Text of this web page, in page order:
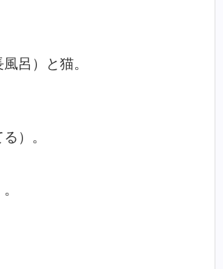
呂）と猫。
）。